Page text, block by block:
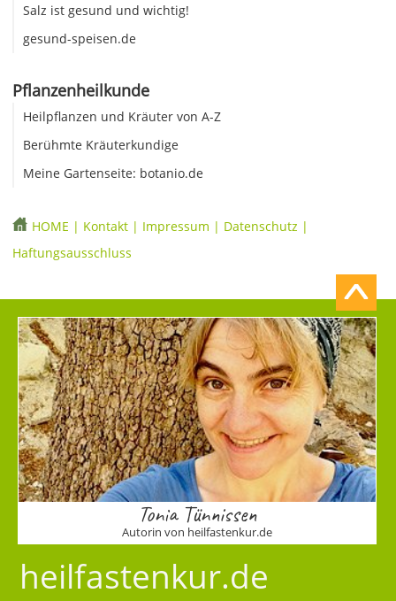
Salz ist gesund und wichtig!
gesund-speisen.de
Pflanzenheilkunde
Heilpflanzen und Kräuter von A-Z
Berühmte Kräuterkundige
Meine Gartenseite: botanio.de
HOME | Kontakt | Impressum | Datenschutz |
Haftungsausschluss
Tonia Tünnissen
Autorin von heilfastenkur.de
heilfastenkur.de